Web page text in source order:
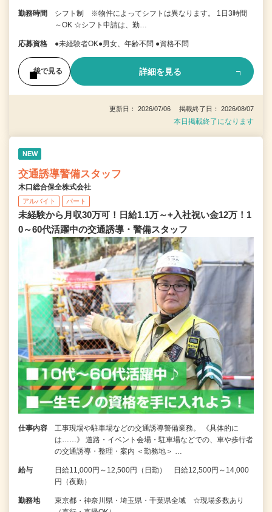
勤務時間
シフト制 ※物件によってシフトは異なります。 1日3時間
～OK ☆シフト申請は、勤…
応募資格 ●未経験者OK●男女、年齢不問 ●資格不問
後で見る 詳細を見る
更新日： 2026/07/06 掲載終了日： 2026/08/07
本日掲載終了になります
NEW
交通誘導警備スタッフ
木口総合保全株式会社
アルバイト パート
未経験から月収30万可！日給1.1万～+入社祝い金12万！1
0～60代活躍中の交通誘導・警備スタッフ
仕事内容
工事現場や駐車場などの交通誘導警備業務。 《具体的に
は……》 道路・イベント会場・駐車場などでの、車や歩行者
の交通誘導・整理・案内 ＜勤務地＞ …
給与
日給11,000円～12,500円（日勤） 日給12,500円～14,000
円（夜勤）
勤務地
東京都・神奈川県・埼玉県・千葉県全域 ☆現場多数あり